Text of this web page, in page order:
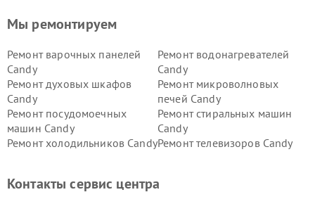
Мы ремонтируем
Ремонт варочных панелей
Candy
Ремонт водонагревателей
Candy
Ремонт духовых шкафов
Candy
Ремонт микроволновых
печей Candy
Ремонт посудомоечных
машин Candy
Ремонт стиральных машин
Candy
Ремонт холодильников CandyРемонт телевизоров Candy
Контакты сервис центра